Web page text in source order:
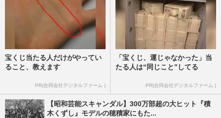
宝くじ当たる人だけがやってい
ること、教えます
PR(合同会社デジタルファーム )
「宝くじ、運じゃなかった」当
たる人は“同じこと”してる
PR(合同会社デジタルファーム )
【昭和芸能スキャンダル】300万部超の大ヒット『積
木くずし』モデルの穂積家にもた...